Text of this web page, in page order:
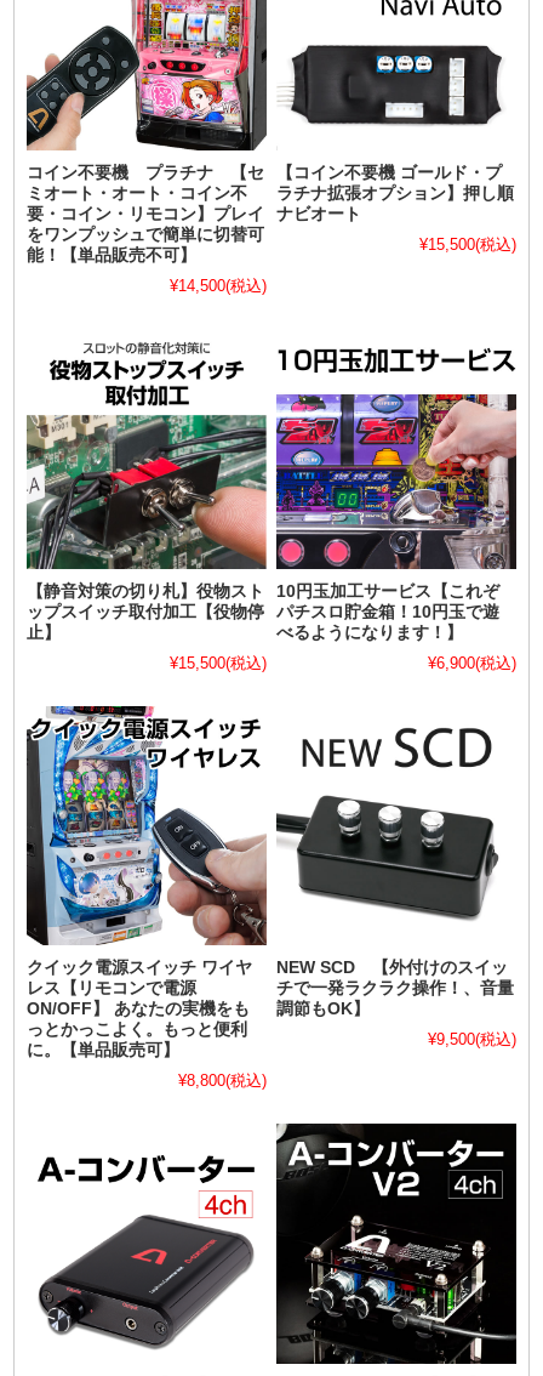
コイン不要機 プラチナ 【セ
ミオート・オート・コイン不
要・コイン・リモコン】プレイ
をワンプッシュで簡単に切替可
能！【単品販売不可】
¥14,500(税込)
【コイン不要機 ゴールド・プ
ラチナ拡張オプション】押し順
ナビオート
¥15,500(税込)
【静音対策の切り札】役物スト
ップスイッチ取付加工【役物停
止】
¥15,500(税込)
10円玉加工サービス【これぞ
パチスロ貯金箱！10円玉で遊
べるようになります！】
¥6,900(税込)
クイック電源スイッチ ワイヤ
レス【リモコンで電源
ON/OFF】 あなたの実機をも
っとかっこよく。もっと便利
に。【単品販売可】
¥8,800(税込)
NEW SCD 【外付けのスイッ
チで一発ラクラク操作！、音量
調節もOK】
¥9,500(税込)